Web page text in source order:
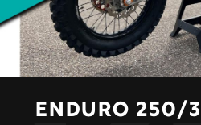
ENDURO 250/